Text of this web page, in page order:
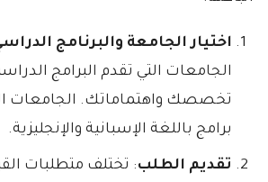
اختيار الجامعة والبرنامج
الجامعات التي تقدم البرامج
تخصصك واهتماماتك. الجامعات
برامج باللغة الإسبانية والإنجليزية.
تقديم الطلب: تختلف متطلبات